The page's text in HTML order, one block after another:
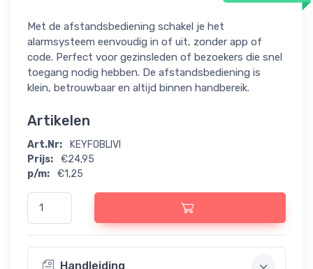
Met de afstandsbediening schakel je het
alarmsysteem eenvoudig in of uit, zonder app of
code. Perfect voor gezinsleden of bezoekers die snel
toegang nodig hebben. De afstandsbediening is
klein, betrouwbaar en altijd binnen handbereik.
Artikelen
Art.Nr:
KEYFOBLIVI
Prijs:
€24,95
p/m:
€1,25
Handleiding